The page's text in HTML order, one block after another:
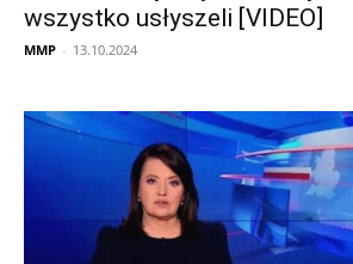
wszystko usłyszeli [VIDEO]
MMP - 13.10.2024